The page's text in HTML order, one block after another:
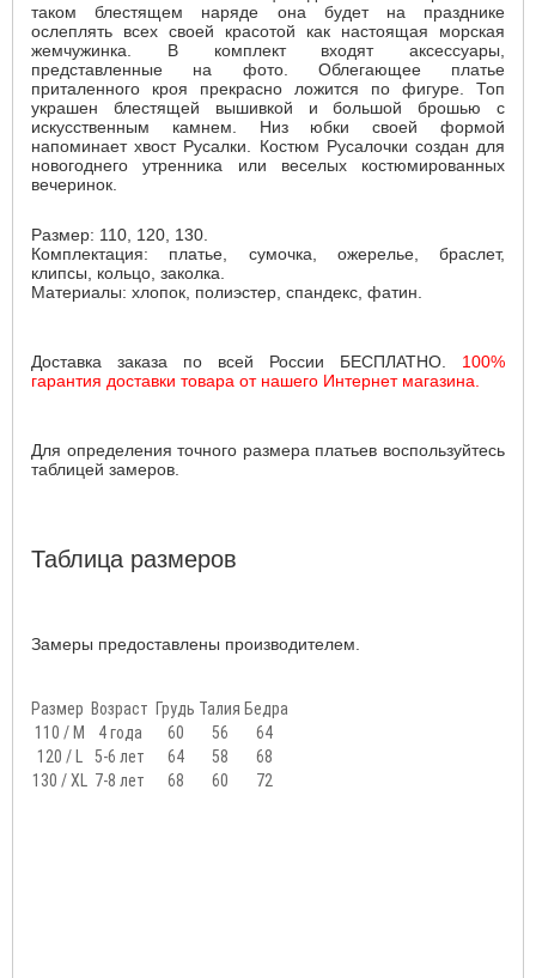
таком блестящем наряде она будет на празднике
ослеплять всех своей красотой как настоящая морская
жемчужинка. В комплект входят аксессуары,
представленные на фото. Облегающее платье
приталенного кроя прекрасно ложится по фигуре. Топ
украшен блестящей вышивкой и большой брошью с
искусственным камнем. Низ юбки своей формой
напоминает хвост Русалки. Костюм Русалочки создан для
новогоднего утренника или веселых костюмированных
вечеринок.
Размер: 110, 120, 130.
Комплектация: платье, сумочка, ожерелье, браслет,
клипсы, кольцо, заколка.
Материалы: хлопок, полиэстер, спандекс, фатин.
Доставка заказа по всей России БЕСПЛАТНО. 100%
гарантия доставки товара от нашего Интернет магазина.
Для определения точного размера платьев воспользуйтесь
таблицей замеров.
Таблица размеров
Замеры предоставлены производителем.
Размер Возраст Грудь Талия Бедра
110 / М
4 года 60 56
64
120 / L
5-6 лет 64 58
68
130 / XL
7-8 лет 68 60 72